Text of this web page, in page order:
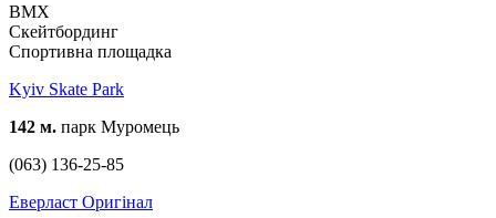
BMX
Скейтбординг
Спортивна площадка
Kyiv Skate Park
142 м. парк Муромець
(063) 136-25-85
Еверласт Оригінал